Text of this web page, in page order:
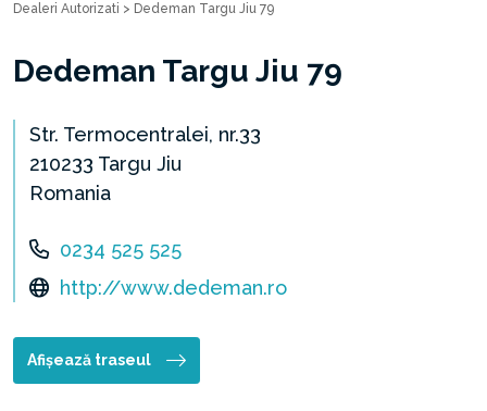
Dealeri Autorizati > Dedeman Targu Jiu 79
Dedeman Targu Jiu 79
Str. Termocentralei, nr.33
210233 Targu Jiu
Romania
0234 525 525
http://www.dedeman.ro
Afișează traseul